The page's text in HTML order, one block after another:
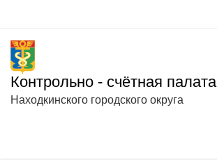
Контрольно - счётная палата
Находкинского городского округа